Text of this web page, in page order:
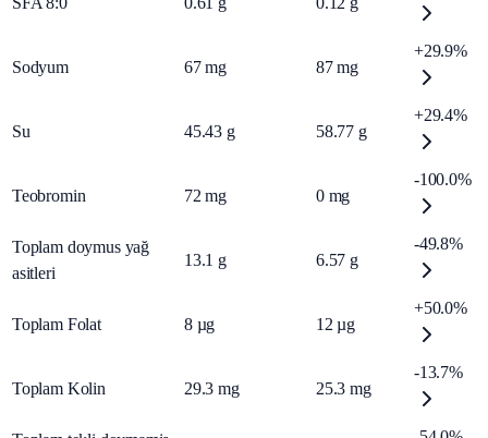
Sodyum 67 mg 87 mg
+29.9%
Su 45.43 g 58.77 g
+29.4%
Teobromin 72 mg 0 mg
-100.0%
Toplam doymus yağ
asitleri
13.1 g 6.57 g
-49.8%
Toplam Folat 8 µg 12 µg
+50.0%
Toplam Kolin 29.3 mg 25.3 mg
-13.7%